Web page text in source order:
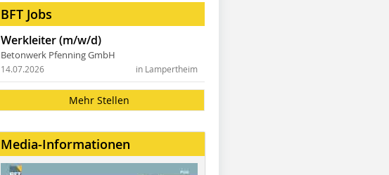
BFT Jobs
Werkleiter (m/w/d)
Betonwerk Pfenning GmbH
in Lampertheim
14.07.2026
Mehr Stellen
Media-Informationen